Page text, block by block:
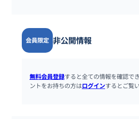
会員限定 非公開情報
無料会員登録すると全ての情報を確認で
ントをお持ちの方はログインするとご覧